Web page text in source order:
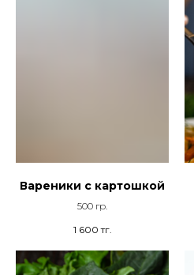
Вареники с картошкой
500 гр.
1 600 тг.